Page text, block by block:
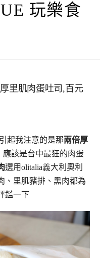
玩樂食
里肌肉蛋吐司,百元
起我注意的是那兩倍厚
應該是台中最狂的肉蛋
選用olitalia義大利奧利
、里肌豬排、黑肉都為
鑑一下